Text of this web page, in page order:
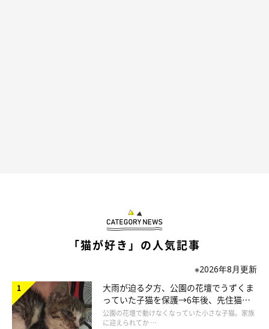
「あざとすぎるポーズ」
「猫が好き」の人気記事
※2026年8月更新
大雨が迫る夕方、公園の花壇でうずくま
っていた子猫を保護→6年後、先住猫
と“姉妹”のような関係に
公園の花壇で動けなくなっていた小さな子猫。家族
に迎えられてか …